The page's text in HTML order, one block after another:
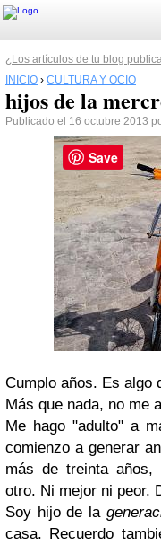
¿Los artículos de tu blog
INICIO › CULTURA Y OCIO
hijos de la
Publicado el 16 octubre 2013
Cumplo años. Es algo
Más que nada, no me
Me hago "adulto" a
comienzo a generar
más de treinta
otro. Ni mejor ni peor.
Soy hijo de la
casa. Recuerdo
Save